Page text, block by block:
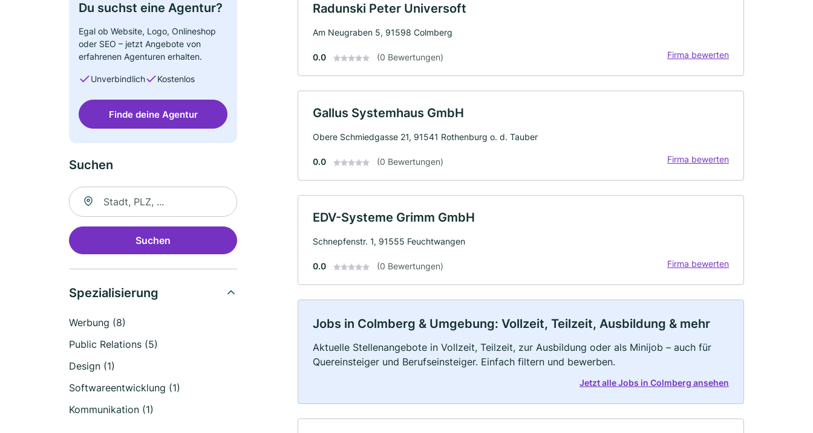
Du suchst eine Agentur?
Egal ob Website, Logo, Onlineshop
oder SEO – jetzt Angebote von
erfahrenen Agenturen erhalten.
Unverbindlich Kostenlos
Finde deine Agentur
Suchen
Suche nach Ort
Suchen
Spezialisierung
Werbung (8)
Public Relations (5)
Design (1)
Softwareentwicklung (1)
Kommunikation (1)
Radunski Peter Universoft
Am Neugraben 5, 91598 Colmberg
0.0 (0 Bewertungen) Firma bewerten
Gallus Systemhaus GmbH
Obere Schmiedgasse 21, 91541 Rothenburg o. d. Tauber
0.0 (0 Bewertungen) Firma bewerten
EDV-Systeme Grimm GmbH
Schnepfenstr. 1, 91555 Feuchtwangen
0.0 (0 Bewertungen) Firma bewerten
Jobs in Colmberg & Umgebung: Vollzeit, Teilzeit, Ausbildung & mehr
Aktuelle Stellenangebote in Vollzeit, Teilzeit, zur Ausbildung oder als Minijob – auch für
Quereinsteiger und Berufseinsteiger. Einfach filtern und bewerben.
Jetzt alle Jobs in Colmberg ansehen